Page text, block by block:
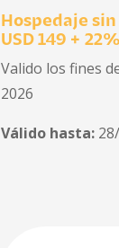
Hospedaje
USD 149 +
Valido los fines
2026
Válido hasta: